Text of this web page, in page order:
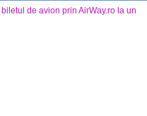
de avion prin AirWay.ro la un